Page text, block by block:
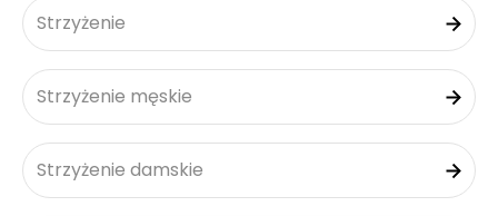
Strzyżenie
Strzyżenie męskie
Strzyżenie damskie